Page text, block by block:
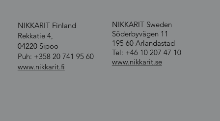
NIKKARIT Finland
Rekkatie 4,
04220 Sipoo
Puh: +358 20 741 95 60
www.nikkarit.fi
NIKKARIT Sweden
Söderbyvägen 11
195 60 Arlandastad
Tel: +46 10 207 47 10
www.nikkarit.se